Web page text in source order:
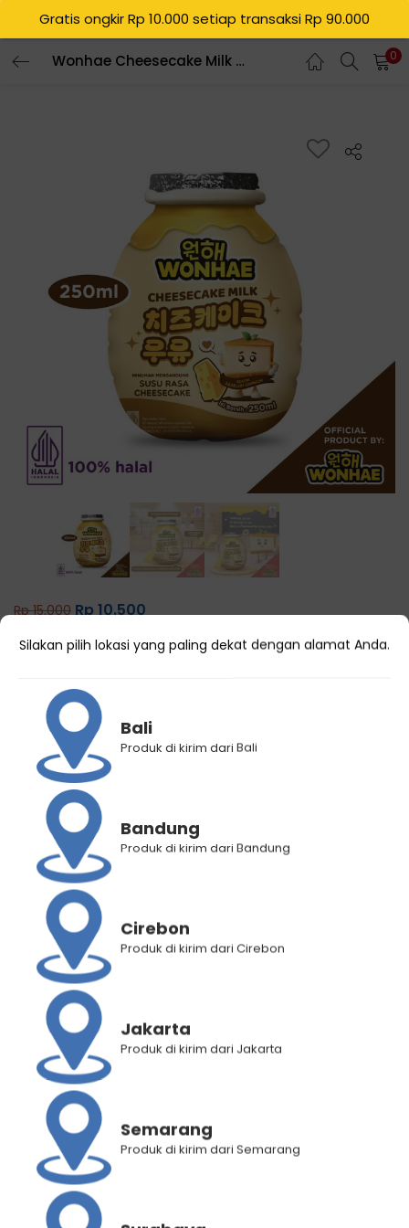
Wonhae Cheesecake Milk 250 mL 0
Wonhae Cheesecake Milk 250 mL
Rp15.000 Rp10.500
3 Terjual
Kategori
Makanan Korea
Brand: Mujigae - Wonhae
Deskripsi Produk
Informasi Tambahan
RELATED PRODUCTS
Gratis ongkir Rp 10.000 setiap transaksi Rp 90.000
Silakan pilih lokasi yang paling dekat dengan alamat Anda.
Bali
Produk di kirim dari Bali
Bandung
Produk di kirim dari Bandung
Cirebon
Produk di kirim dari Cirebon
Jakarta
Produk di kirim dari Jakarta
Semarang
Produk di kirim dari Semarang